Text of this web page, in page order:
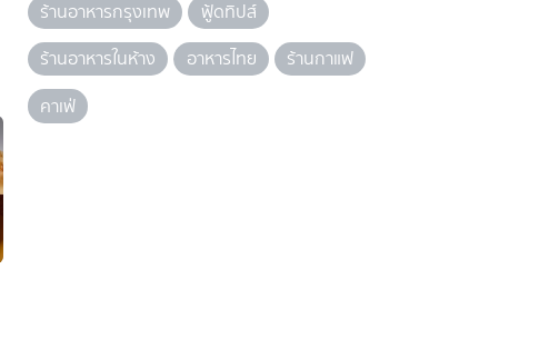
ร้านอาหารกรุงเทพ
ฟู้ดทิปส์
ร้านอาหารในห้าง
อาหารไทย
ร้านกาแฟ
คาเฟ่